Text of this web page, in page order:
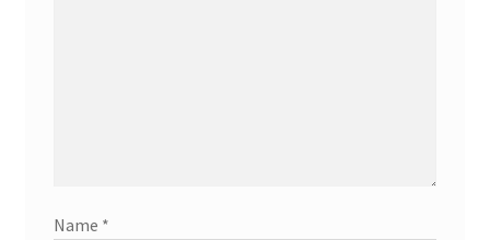
Name *